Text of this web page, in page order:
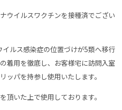
ウイルスワクチンを接種済でござい
ルス感染症の位置づけが5類へ移行
着用を徹底し、お客様宅に訪問入室
ッパを持参し使用いたします。
いた上で使用しております。